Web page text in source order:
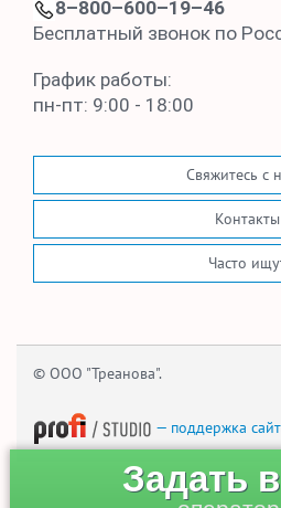
8–800–600–19–46
Бесплатный звонок по
График работы:
пн-пт: 9:00 - 18:00
Свяжитесь с
Контакты
Часто
© ООО "Треанова".
— поддержка
Задать